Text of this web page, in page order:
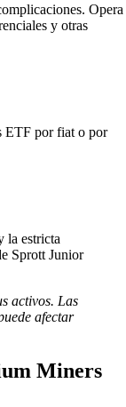
Opera
y otras
ETF por fiat o por
la estricta
Sprott Junior
activos. Las
afectar
Miners